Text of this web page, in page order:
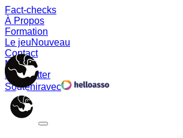
Fact-checks
À Propos
Formation
Le jeuNouveau
Contact
Memes
Newsletter
Souteniravec